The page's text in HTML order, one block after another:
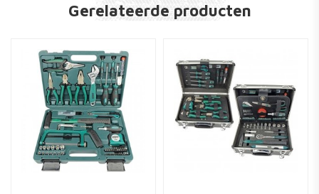
EAN 4003315714651Gerelateerde producten